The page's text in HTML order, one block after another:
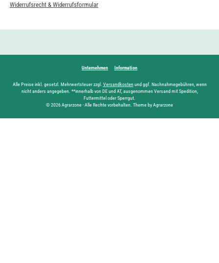
Widerrufsrecht & Widerrufsformular
Unternehmen Information
Alle Preise inkl. gesetzl. Mehrwertsteuer zzgl. Versandkostenund ggf. Nachnahmegebühren, wenn
nicht anders angegeben. **innerhalb von DE und AT, ausgenommen Versand mit Spedition,
Futtermittel oder Sperrgut.
© 2026 Agrarzone - Alle Rechte vorbehalten. Theme by Agrarzone